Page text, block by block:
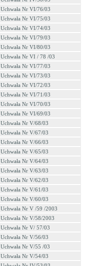
Uchwała Nr VI/76/03
Uchwała Nr VI/75/03
Uchwała Nr VI/74/03
Uchwała Nr VI/79/03
Uchwała Nr VI/80/03
Uchwała Nr VI / 78 /03
Uchwała Nr VI/77/03
Uchwała Nr VI/73/03
Uchwała Nr VI/72/03
Uchwała Nr VI/71/03
Uchwała Nr VI/70/03
Uchwała Nr VI/69/03
Uchwała Nr V/68/03
Uchwała Nr V/67/03
Uchwała Nr V/66/03
Uchwała Nr V/65/03
Uchwała Nr V/64/03
Uchwała Nr V/63/03
Uchwała Nr V/62/03
Uchwała Nr V/61/03
Uchwała Nr V/60/03
Uchwała Nr V /59 /2003
Uchwała Nr V/58/2003
Uchwała Nr V/ 57/03
Uchwała Nr V/56/03
Uchwała Nr V/55 /03
Uchwała Nr V/54/03